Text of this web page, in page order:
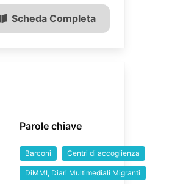
Scheda Completa
Parole chiave
Barconi Centri di accoglienza
DiMMI, Diari Multimediali Migranti